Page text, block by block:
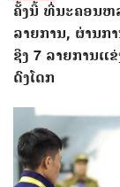
ຄັ້ງນີ້ ທີ່ນະຄອນຫ
ລາຍການ, ຜ່ານກ
ຊີງ 7 ລາຍການແ
ດົງໂດກ